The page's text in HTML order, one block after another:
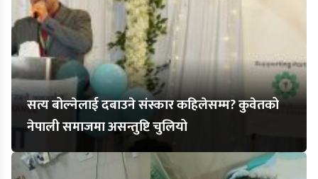
सत्य बोल्नेलाई दबाउने संस्कार कहिलेसम्म? कुवेतको
नेपाली समाजमा असन्तुष्टि चुलियो